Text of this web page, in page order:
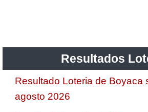
Resultados
Resultado Loteria de Boyaca
agosto 2026